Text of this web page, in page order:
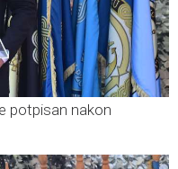
potpisan nakon